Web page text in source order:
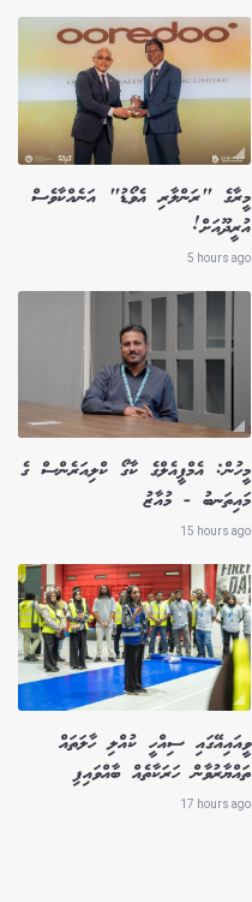
މީރާގެ "ރަންލާރި އެވޯޑު" އަނެއްކާވެސް
އުރީދޫއަށް!
5 hours ago
މީހުން: އެމްޕީއެލްގެ ކާގޯ ކްލިއަރެންސް ގެ
މައިތަނބު - މުއާޒު
15 hours ago
ވީއައިއޭގައި ސިއްހީ ކުއްލި ހާލަތައް
ތައްޔާރުވާން ހަރަކާތެއް ބާއްވައިފި
17 hours ago